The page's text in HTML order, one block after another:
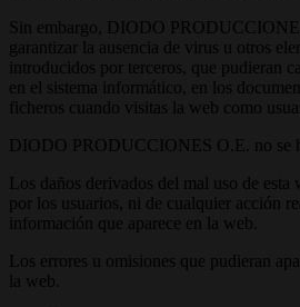
Sin embargo, DIODO
garantizar la ausencia de virus u otros
introducidos por terceros, que pudieran
en el sistema informático, en los
ficheros cuando visitas la web como
DIODO PRODUCCIONES O.E. no se
Los daños derivados del mal uso de esta
por los usuarios, ni de cualquier acción
información que aparece en la web.
Los errores u omisiones que pudieran
la web.